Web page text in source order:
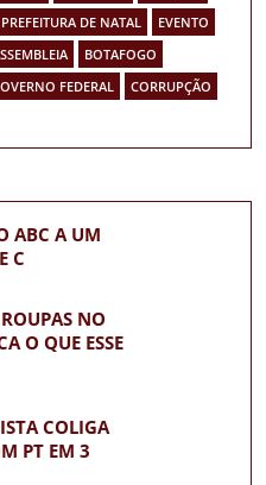
PREFEITURA DE NATAL
EVENTO
BOTAFOGO
FEDERAL
CORRUPÇÃO
ABC A UM
C
NO
O QUE ESSE
COLIGA
PT EM 3